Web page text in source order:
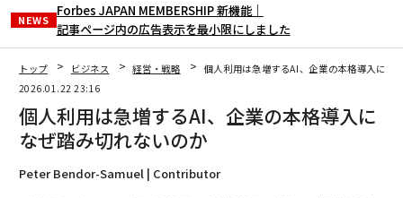
NEWS
Forbes JAPAN MEMBERSHIP 新機能｜
記事ページ内の広告表示を最小限にしました
トップ ビジネス 経営・戦略
個人利用は急増するAI、企業の本格導入にな
2026.01.22 23:16
個人利用は急増するAI、企業の本格導入に
なぜ踏み切れないのか
Peter Bendor-Samuel | Contributor